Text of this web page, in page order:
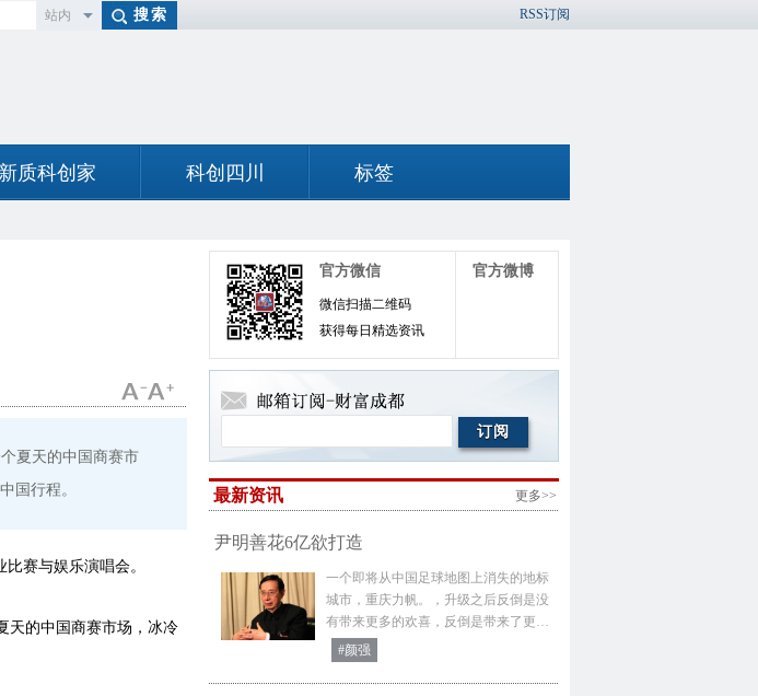
站内
RSS订阅
新质科创家 科创四川 标签
夏天的中国商赛市
国行程。
赛与娱乐演唱会。
天的中国商赛市场，冰冷
官方微信
微信扫描二维码
获得每日精选资讯
官方微博
更多>>
最新资讯
尹明善花6亿欲打造
一个即将从中国足球地图上消失的地标
城市，重庆力帆。，升级之后反倒是没
有带来更多的欢喜，反倒是带来了更…
#颜强